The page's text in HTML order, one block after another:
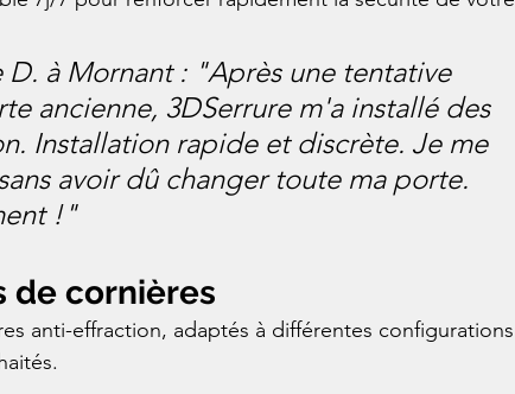
D. à Mornant : "Après une tentative
ancienne, 3DSerrure m'a installé des
Installation rapide et discrète. Je me
avoir dû changer toute ma porte.
!"
de cornières
anti-effraction, adaptés à différentes configurations